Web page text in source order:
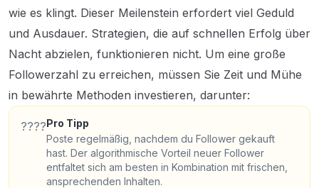
wie es klingt. Dieser Meilenstein erfordert viel Geduld
und Ausdauer. Strategien, die auf schnellen Erfolg über
Nacht abzielen, funktionieren nicht. Um eine große
Followerzahl zu erreichen, müssen Sie Zeit und Mühe
in bewährte Methoden investieren, darunter:
????Pro Tipp
Poste regelmäßig, nachdem du Follower gekauft
hast. Der algorithmische Vorteil neuer Follower
entfaltet sich am besten in Kombination mit frischen,
ansprechenden Inhalten.